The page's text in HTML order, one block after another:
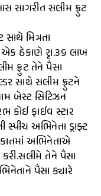
સાગરીત સલીમ ફ્રુટ
મિત્રતા
એક ઠેકાણે રૃા.૩૬ લાખ
ફ્રુટ તેને પૈસા
સાથે સલીમ ફ્રુટને
બેસ્ટ સિટિઝન
કોઈ ફાઈવ સ્ટાર
સ્પીચ અભિનેતા ડ્રાફ્ટ
અભિનેતાએ
કરી.સલીમે તેને પૈસા
પૈસા ક્યારે